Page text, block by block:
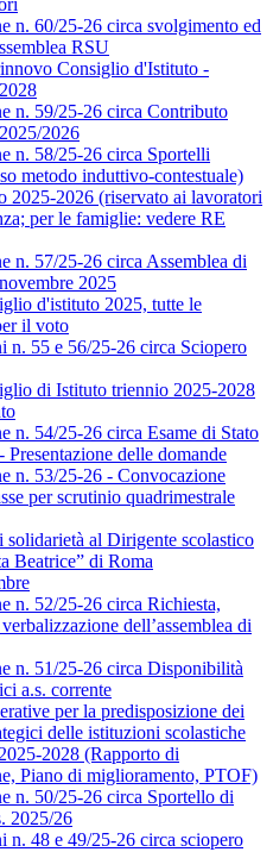
n. 60/25-26 circa svolgimento ed
RSU
Consiglio d'Istituto -
n. 59/25-26 circa Contributo
2026
n. 58/25-26 circa Sportelli
metodo induttivo-contestuale)
2025-2026 (riservato ai lavoratori
per le famiglie: vedere RE
n. 57/25-26 circa Assemblea di
2025
d'istituto 2025, tutte le
il voto
n. 55 e 56/25-26 circa Sciopero
di Istituto triennio 2025-2028
n. 54/25-26 circa Esame di Stato
Presentazione delle domande
n. 53/25-26 - Convocazione
per scrutinio quadrimestrale
solidarietà al Dirigente scolastico
Beatrice” di Roma
n. 52/25-26 circa Richiesta,
dell’assemblea di
n. 51/25-26 circa Disponibilità
a.s. corrente
per la predisposizione dei
delle istituzioni scolastiche
2028 (Rapporto di
Piano di miglioramento, PTOF)
n. 50/25-26 circa Sportello di
2025/26
n. 48 e 49/25-26 circa sciopero